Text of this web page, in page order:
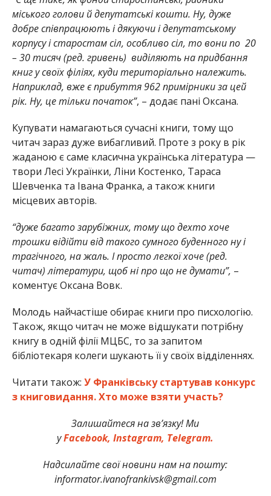
міського голови й депутатські кошти. Ну, дуже
добре співпрацюють і дякуючи і депутатському
корпусу і старостам сіл, особливо сіл, то вони по 20
– 30 тисяч (ред. гривень) виділяють на придбання
книг у своїх філіях, куди територіально належить.
Наприклад, вже є прибуття 962 примірники за цей
рік. Ну, це тільки початок”, – додає пані Оксана.
Купувати намагаються сучасні книги, тому що
читач зараз дуже вибагливий. Проте з року в рік
жаданою є саме класична українська література —
твори Лесі Українки, Ліни Костенко, Тараса
Шевченка та Івана Франка, а також книги
місцевих авторів.
“дуже багато зарубіжних, тому що дехто хоче
трошки відійти від такого сумного буденного ну і
трагічного, на жаль. І просто легкої хоче (ред.
читач) літератури, щоб ні про що не думати”, –
коментує Оксана Вовк.
Молодь найчастіше обирає книги про писхологію.
Також, якщо читач не може відшукати потрібну
книгу в одній філії МЦБС, то за запитом
бібліотекаря колеги шукають її у своїх відділеннях.
Читати також: У Франківську стартував конкурс
з книговидання. Хто може взяти участь?
Залишайтеся на зв’язку! Ми
уFacebook, Instagram, Telegram.
Надсилайте свої новини нам на пошту:
informator.ivanofrankivsk@gmail.com